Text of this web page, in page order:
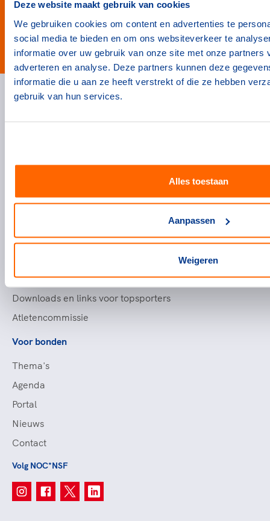
Deze website maakt gebruik van cookies
We gebruiken cookies om content en advertenties te
social media te bieden en om ons websiteverkeer te
informatie over uw gebruik van onze site met onze partners
adverteren en analyse. Deze partners kunnen deze
informatie die u aan ze heeft verstrekt of die ze hebben
gebruik van hun services.
Alles toestaan
Aanpassen
Weigeren
#wewinnenveelmetsport
Voor topsporters
Voorzieningen voor topsporters
Downloads en links voor topsporters
Atletencommissie
Voor bonden
Thema's
Agenda
Portal
Nieuws
Contact
Volg NOC*NSF